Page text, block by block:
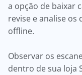
a opção de baixar
revise e analise
offline.
Observar os
dentro de sua loja